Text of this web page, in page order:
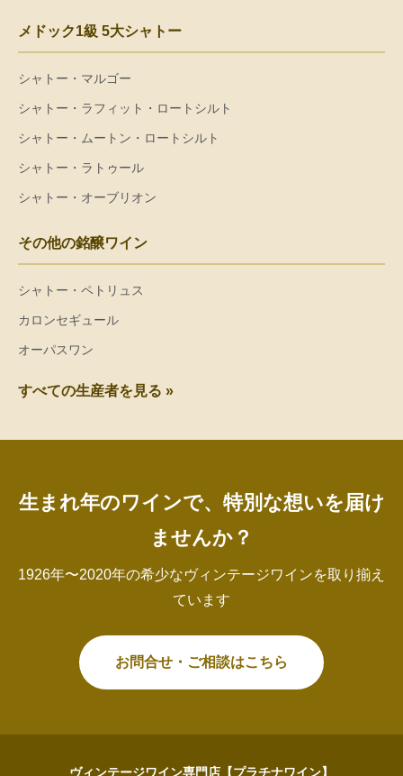
メドック1級 5大シャトー
シャトー・マルゴー
シャトー・ラフィット・ロートシルト
シャトー・ムートン・ロートシルト
シャトー・ラトゥール
シャトー・オーブリオン
その他の銘醸ワイン
シャトー・ペトリュス
カロンセギュール
オーパスワン
すべての生産者を見る »
生まれ年のワインで、特別な想いを届け
ませんか？
1926年〜2020年の希少なヴィンテージワインを取り揃え
ています
お問合せ・ご相談はこちら
ヴィンテージワイン専門店【プラチナワイン】